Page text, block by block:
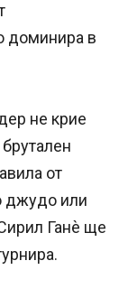
доминира в
не крие
от
джудо или
Ганѐ ще